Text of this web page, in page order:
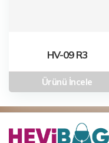
HV-09 R3
Ürünü İncele